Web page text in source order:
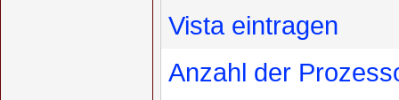
Vista eintragen
Anzahl der